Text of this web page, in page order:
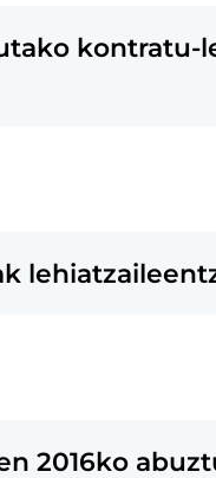
kontratu-
2016ko